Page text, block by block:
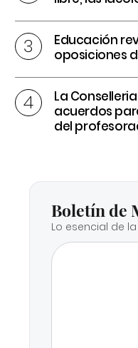
Educación
oposiciones
La
acuerdos
del
Boletín de
Lo esencial de